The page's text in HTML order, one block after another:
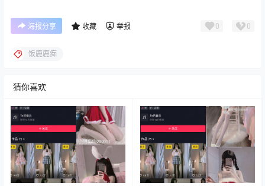
海报分享 收藏 举报 0 0
饭鹿鹿痴
猜你喜欢